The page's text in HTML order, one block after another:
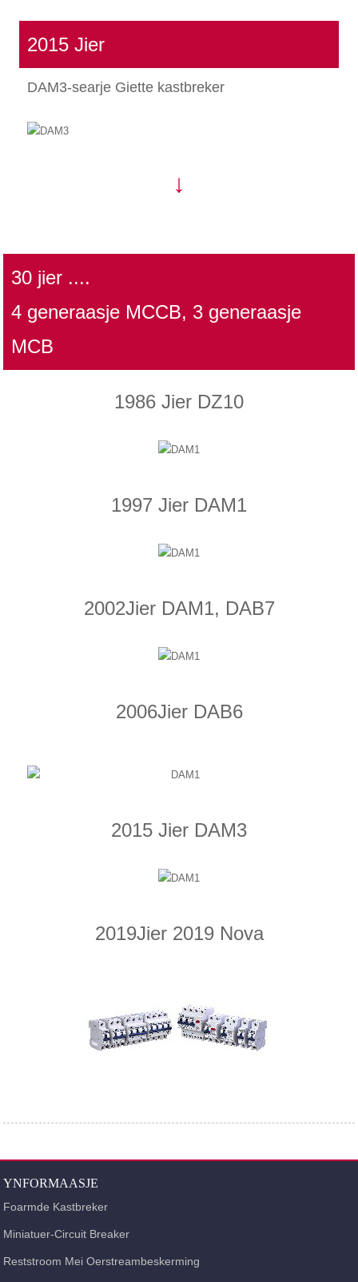
2015 Jier
DAM3-searje Giette kastbreker
↓
30 jier ....
4 generaasje MCCB, 3 generaasje
MCB
1986 Jier DZ10
1997 Jier DAM1
2002Jier DAM1, DAB7
2006Jier DAB6
2015 Jier DAM3
2019Jier 2019 Nova
YNFORMAASJE
Foarmde Kastbreker
Miniatuer-Circuit Breaker
Reststroom Mei Oerstreambeskerming